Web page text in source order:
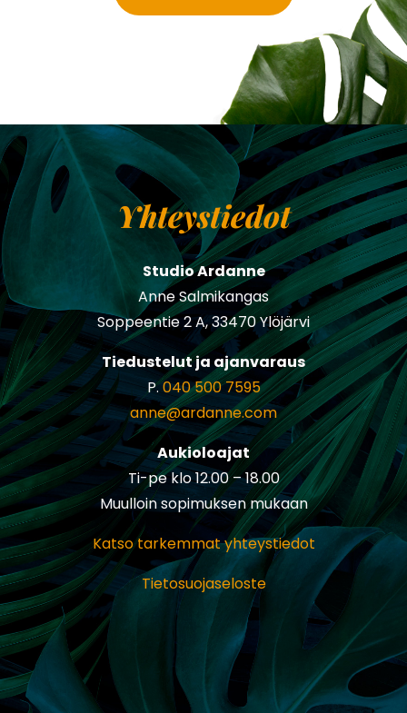
Yhteystiedot
Studio Ardanne
Anne Salmikangas
Soppeentie 2 A, 33470 Ylöjärvi
Tiedustelut ja ajanvaraus
P.040 500 7595
anne@ardanne.com
Aukioloajat
Ti-pe klo 12.00 – 18.00
Muulloin sopimuksen mukaan
Katso tarkemmat yhteystiedot
Tietosuojaseloste